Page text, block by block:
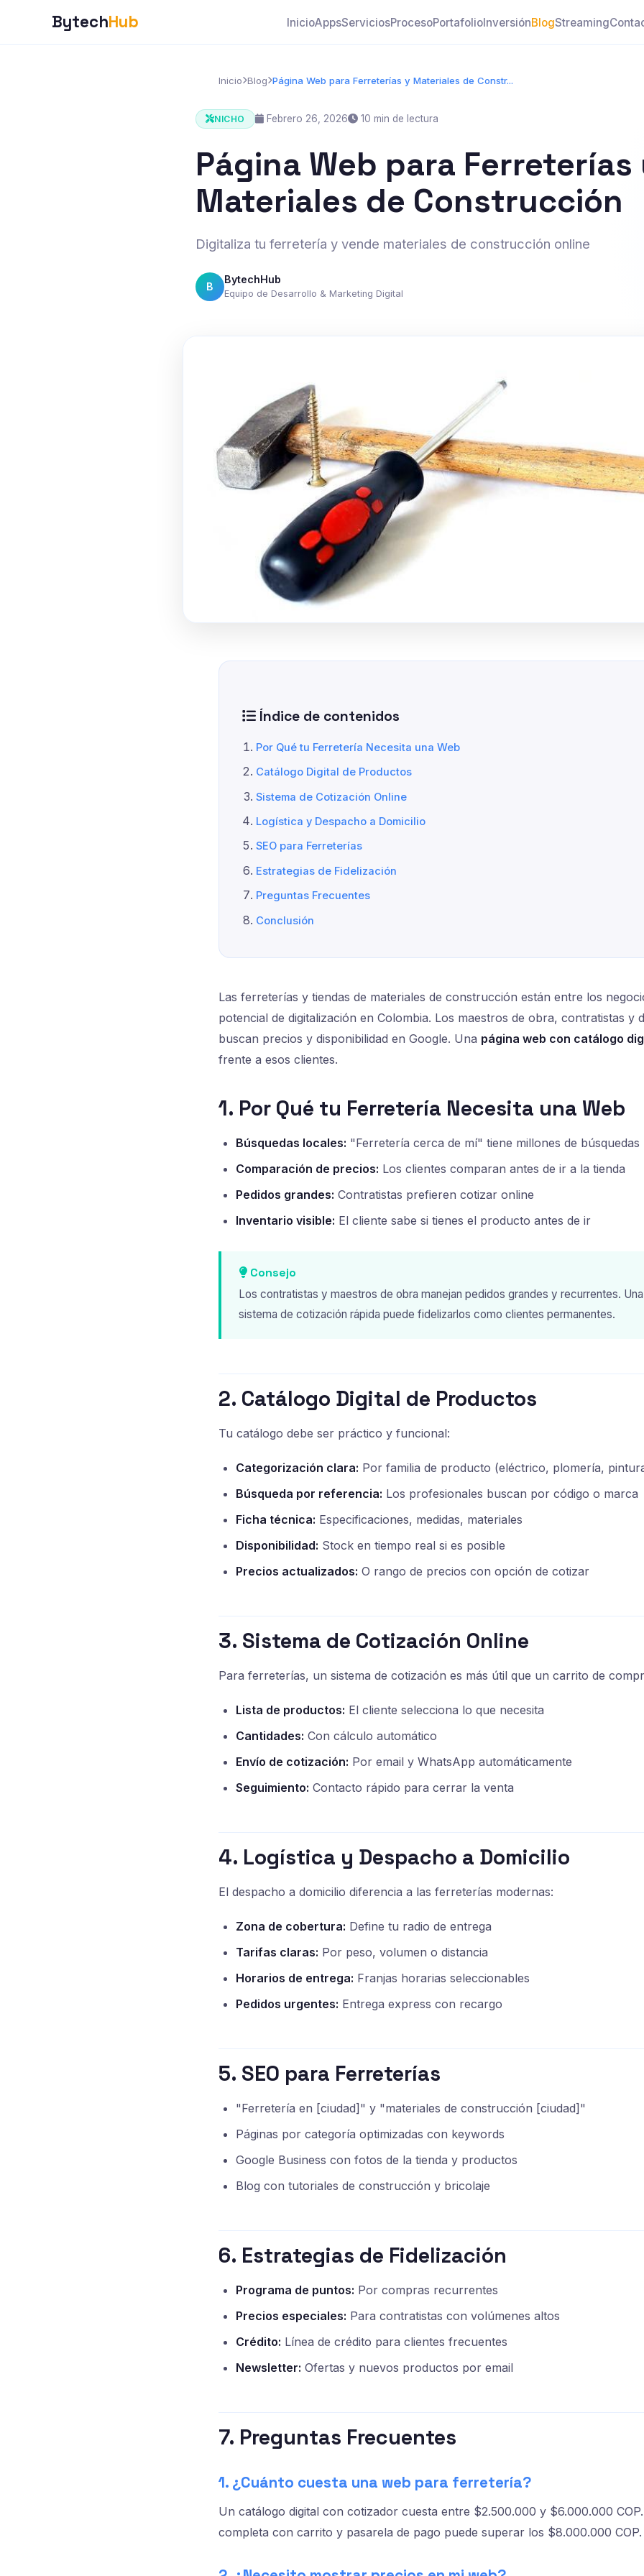
BytechHub InicioAppsServiciosProcesoPortafolioInversiónBlogStreaming
Inicio Blog Página Web para Ferreterías y Materiales de Constr...
NICHO Febrero 26, 2026 10 min de lectura
Página Web para Ferreterías
Materiales de Construcción
Digitaliza tu ferretería y vende materiales de construcción online
B
BytechHub
Equipo de Desarrollo & Marketing Digital
Índice de contenidos
Por Qué tu Ferretería Necesita una Web
Catálogo Digital de Productos
Sistema de Cotización Online
Logística y Despacho a Domicilio
SEO para Ferreterías
Estrategias de Fidelización
Preguntas Frecuentes
Conclusión
Las ferreterías y tiendas de materiales de construcción están entre los
potencial de digitalización en Colombia. Los maestros de obra, contratistas y
buscan precios y disponibilidad en Google. Una página web con catálogo
frente a esos clientes.
1. Por Qué tu Ferretería Necesita una Web
Búsquedas locales: "Ferretería cerca de mí" tiene millones de búsquedas
Comparación de precios: Los clientes comparan antes de ir a la tienda
Pedidos grandes: Contratistas prefieren cotizar online
Inventario visible: El cliente sabe si tienes el producto antes de ir
Consejo
Los contratistas y maestros de obra manejan pedidos grandes y recurrentes.
sistema de cotización rápida puede fidelizarlos como clientes permanentes.
2. Catálogo Digital de Productos
Tu catálogo debe ser práctico y funcional:
Categorización clara: Por familia de producto (eléctrico, plomería,
Búsqueda por referencia: Los profesionales buscan por código o marca
Ficha técnica: Especificaciones, medidas, materiales
Disponibilidad: Stock en tiempo real si es posible
Precios actualizados: O rango de precios con opción de cotizar
3. Sistema de Cotización Online
Para ferreterías, un sistema de cotización es más útil que un carrito de
Lista de productos: El cliente selecciona lo que necesita
Cantidades: Con cálculo automático
Envío de cotización: Por email y WhatsApp automáticamente
Seguimiento: Contacto rápido para cerrar la venta
4. Logística y Despacho a Domicilio
El despacho a domicilio diferencia a las ferreterías modernas:
Zona de cobertura: Define tu radio de entrega
Tarifas claras: Por peso, volumen o distancia
Horarios de entrega: Franjas horarias seleccionables
Pedidos urgentes: Entrega express con recargo
5. SEO para Ferreterías
"Ferretería en [ciudad]" y "materiales de construcción [ciudad]"
Páginas por categoría optimizadas con keywords
Google Business con fotos de la tienda y productos
Blog con tutoriales de construcción y bricolaje
6. Estrategias de Fidelización
Programa de puntos: Por compras recurrentes
Precios especiales: Para contratistas con volúmenes altos
Crédito: Línea de crédito para clientes frecuentes
Newsletter: Ofertas y nuevos productos por email
7. Preguntas Frecuentes
1. ¿Cuánto cuesta una web para ferretería?
Un catálogo digital con cotizador cuesta entre $2.500.000 y $6.000.000
completa con carrito y pasarela de pago puede superar los $8.000.000 COP.